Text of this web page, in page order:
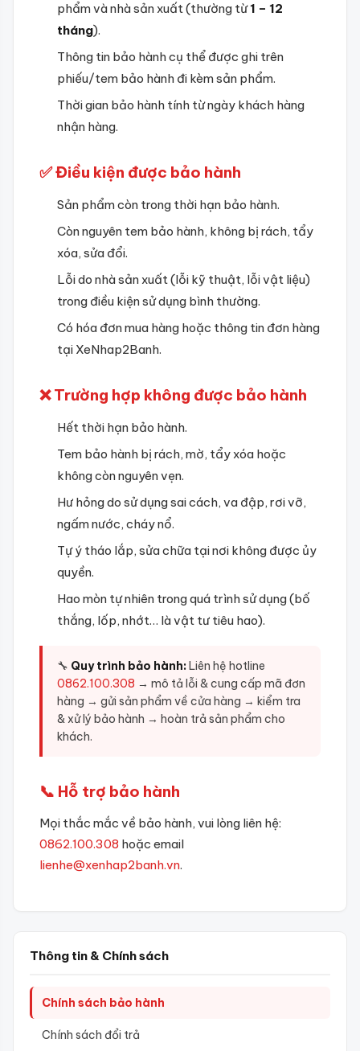
phẩm và nhà sản xuất (thường từ1 – 12
tháng).
Thông tin bảo hành cụ thể được ghi trên
phiếu/tem bảo hành đi kèm sản phẩm.
Thời gian bảo hành tính từ ngày khách hàng
nhận hàng.
✅ Điều kiện được bảo hành
Sản phẩm còn trong thời hạn bảo hành.
Còn nguyên tem bảo hành, không bị rách, tẩy
xóa, sửa đổi.
Lỗi do nhà sản xuất (lỗi kỹ thuật, lỗi vật liệu)
trong điều kiện sử dụng bình thường.
Có hóa đơn mua hàng hoặc thông tin đơn hàng
tại XeNhap2Banh.
❌ Trường hợp không được bảo hành
Hết thời hạn bảo hành.
Tem bảo hành bị rách, mờ, tẩy xóa hoặc
không còn nguyên vẹn.
Hư hỏng do sử dụng sai cách, va đập, rơi vỡ,
ngấm nước, cháy nổ.
Tự ý tháo lắp, sửa chữa tại nơi không được ủy
quyền.
Hao mòn tự nhiên trong quá trình sử dụng (bố
thắng, lốp, nhớt… là vật tư tiêu hao).
🔧 Quy trình bảo hành:Liên hệ hotline
0862.100.308 → mô tả lỗi & cung cấp mã đơn
hàng → gửi sản phẩm về cửa hàng → kiểm tra
& xử lý bảo hành → hoàn trả sản phẩm cho
khách.
📞 Hỗ trợ bảo hành
Mọi thắc mắc về bảo hành, vui lòng liên hệ:
0862.100.308 hoặc email
lienhe@xenhap2banh.vn.
Thông tin & Chính sách
Chính sách bảo hành
Chính sách đổi trả